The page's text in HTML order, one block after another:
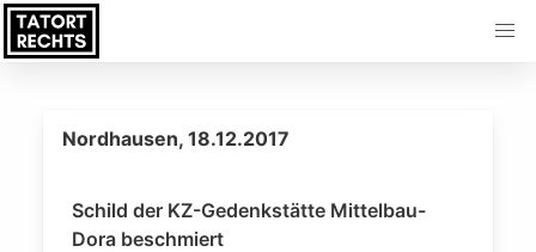
Nordhausen, 18.12.2017
Schild der KZ-Gedenkstätte Mittelbau-
Dora beschmiert